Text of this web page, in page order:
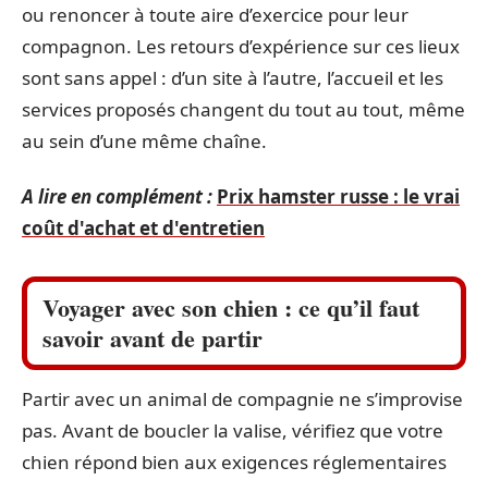
ou renoncer à toute aire d’exercice pour leur
compagnon. Les retours d’expérience sur ces lieux
sont sans appel : d’un site à l’autre, l’accueil et les
services proposés changent du tout au tout, même
au sein d’une même chaîne.
A lire en complément : Prix hamster russe : le vrai
coût d'achat et d'entretien
Voyager avec son chien : ce qu’il faut
savoir avant de partir
Partir avec un animal de compagnie ne s’improvise
pas. Avant de boucler la valise, vérifiez que votre
chien répond bien aux exigences réglementaires